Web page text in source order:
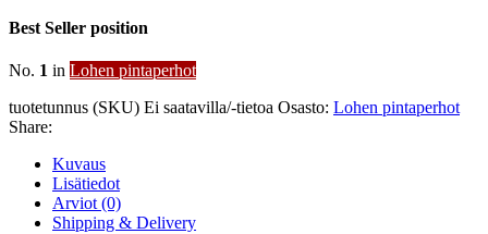
Best Seller position
No. 1 in Lohen pintaperhot
tuotetunnus (SKU) Ei saatavilla/-tietoa Osasto: Lohen pintaperhot
Share:
Kuvaus
Lisätiedot
Arviot (0)
Shipping & Delivery